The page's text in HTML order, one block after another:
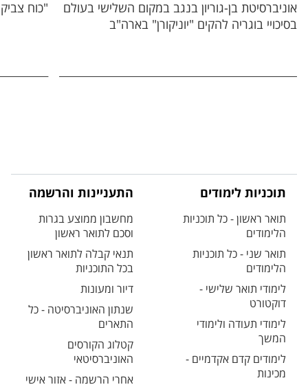
אוניברסיטת בן-גוריון בנגב במקום השלישי בעולם
בסיכויי בוגריה להקים "יוניקורן" בארה"ב
"כוח
תוכניות לימודים
תואר ראשון - כל תוכניות
הלימודים
תואר שני - כל תוכניות
הלימודים
לימודי תואר שלישי -
דוקטורט
לימודי תעודה ולימודי
המשך
לימודים קדם אקדמיים -
מכינות
התעניינות והרשמה
מחשבון ממוצע בגרות
וסכם לתואר ראשון
תנאי קבלה לתואר ראשון
בכל התוכניות
דיור ומעונות
שנתון האוניברסיטה - כל
התארים
קטלוג הקורסים
האוניברסיטאי
אחרי הרשמה - אזור אישי